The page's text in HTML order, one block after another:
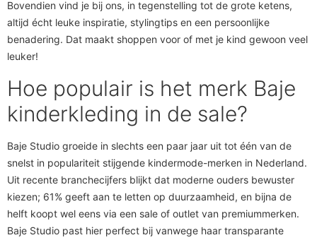
Bovendien vind je bij ons, in tegenstelling tot de grote ketens,
altijd écht leuke inspiratie, stylingtips en een persoonlijke
benadering. Dat maakt shoppen voor of met je kind gewoon veel
leuker!
Hoe populair is het merk Baje
kinderkleding in de sale?
Baje Studio groeide in slechts een paar jaar uit tot één van de
snelst in populariteit stijgende kindermode-merken in Nederland.
Uit recente branchecijfers blijkt dat moderne ouders bewuster
kiezen; 61% geeft aan te letten op duurzaamheid, en bijna de
helft koopt wel eens via een sale of outlet van premiummerken.
Baje Studio past hier perfect bij vanwege haar transparante